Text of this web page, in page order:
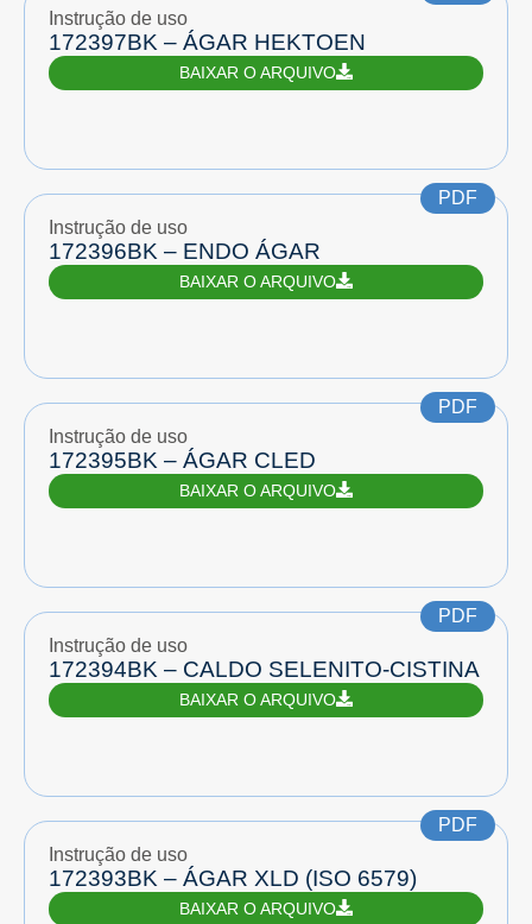
Instrução de uso
172397BK – ÁGAR HEKTOEN
BAIXAR O ARQUIVO
PDF
Instrução de uso
172396BK – ENDO ÁGAR
BAIXAR O ARQUIVO
PDF
Instrução de uso
172395BK – ÁGAR CLED
BAIXAR O ARQUIVO
PDF
Instrução de uso
172394BK – CALDO SELENITO-CISTINA
BAIXAR O ARQUIVO
PDF
Instrução de uso
172393BK – ÁGAR XLD (ISO 6579)
BAIXAR O ARQUIVO